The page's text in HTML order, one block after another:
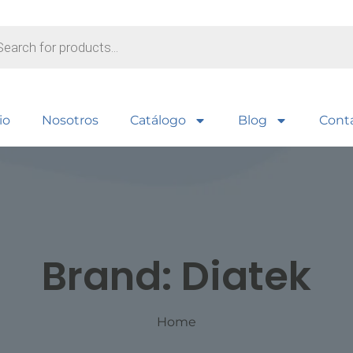
Nosotros Catálogo Blog
Brand: Diatek
Home